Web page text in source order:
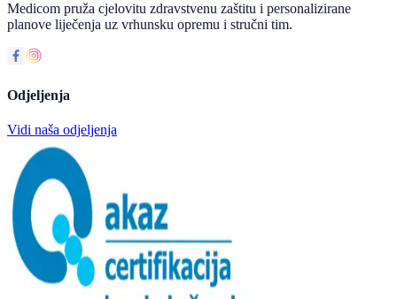
Medicom pruža cjelovitu zdravstvenu zaštitu i personalizirane
planove liječenja uz vrhunsku opremu i stručni tim.
Odjeljenja
Vidi naša odjeljenja